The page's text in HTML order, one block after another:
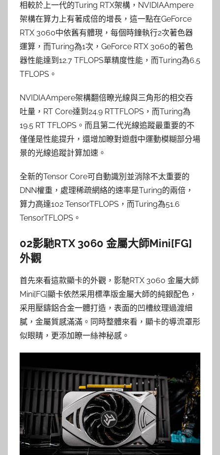
相較於上一代的Turing RTX架構，NVIDIAAmpere
架構在算力上有著成倍的增長，這一點在GeForce
RTX 3060中依舊有體現，每個時鐘執行2次著色器
運算，而Turing為1次，GeForce RTX 3060的著色
器性能達到12.7 TFLOPS單精度性能，而Turing為6.5
TFLOPS。
NVIDIAAmpere架構翻倍瞭光線與三角形的相交吞
吐量，RT Core達到24.9 RTTFLOPS，而Turing為
19.5 RT TFLOPS。而且第二代光線追蹤最重要的不
僅僅是性能提升，還增加瞭對遊戲中運動模糊部分場
景的光線追蹤計算加速。
全新的Tensor Core可自動識別並消除不太重要的
DNN權重，處理稀疏網絡的速率是Turing的兩倍，
算力高達102 TensorTFLOPS，而Turing為51.6
TensorTFLOPS。
02影馳RTX 3060 金屬大師Mini[FG]
外觀
首先來看這款顯卡的外觀，影馳RTX 3060 金屬大師
Mini[FG]顯卡依然采用標準版金屬大師的純銀配色，
采用壓鑄鋁合金一體打造，表面的凹槽紋理過渡細
膩，金屬質感滿滿。同時整體來看，顯卡的導流罩形
似眼睛，更添加瞭一絲神秘感。